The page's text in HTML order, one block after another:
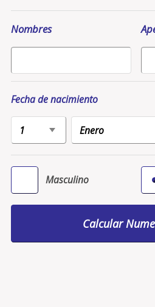
Nombres
Fecha de nacimiento
Masculino